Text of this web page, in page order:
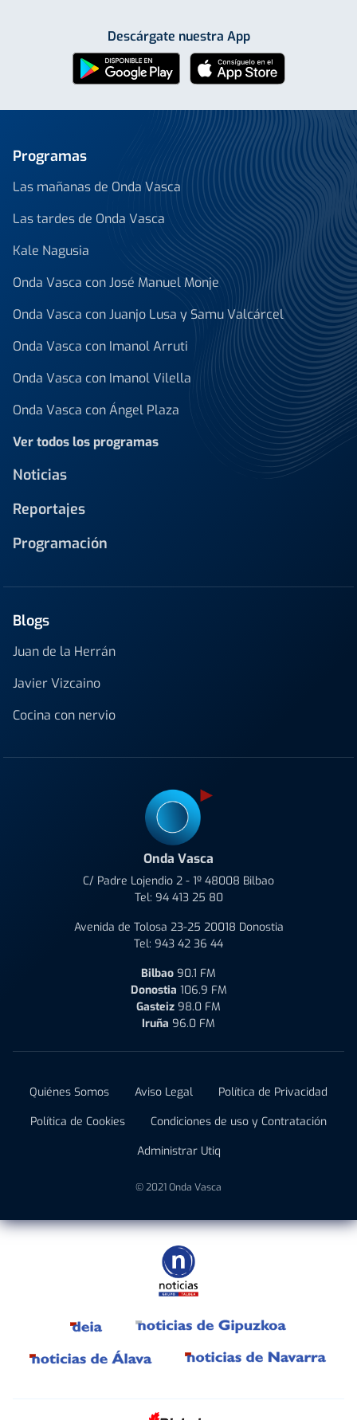
Descárgate nuestra App
Programas
Las mañanas de Onda Vasca
Las tardes de Onda Vasca
Kale Nagusia
Onda Vasca con José Manuel Monje
Onda Vasca con Juanjo Lusa y Samu Valcárcel
Onda Vasca con Imanol Arruti
Onda Vasca con Imanol Vilella
Onda Vasca con Ángel Plaza
Ver todos los programas
Noticias
Reportajes
Programación
Blogs
Juan de la Herrán
Javier Vizcaino
Cocina con nervio
Onda Vasca
C/ Padre Lojendio 2 - 1º 48008 Bilbao
Tel: 94 413 25 80
Avenida de Tolosa 23-25 20018 Donostia
Tel: 943 42 36 44
Bilbao 90.1 FM
Donostia 106.9 FM
Gasteiz 98.0 FM
Iruña 96.0 FM
Quiénes Somos Aviso Legal
Política de Privacidad
Política de Cookies
Condiciones de uso y Contratación
Administrar Utiq
© 2021 Onda Vasca